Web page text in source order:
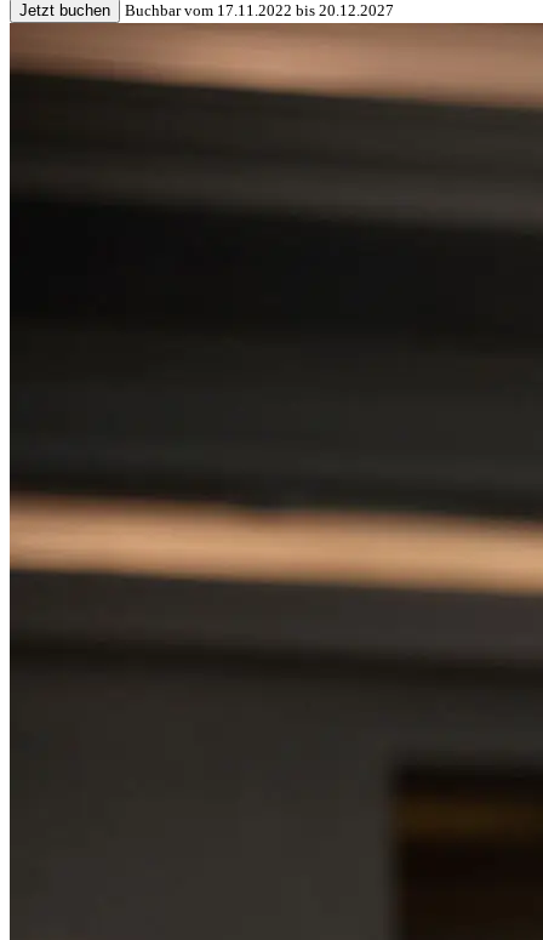
Jetzt buchen Buchbar vom 17.11.2022 bis 20.12.2027